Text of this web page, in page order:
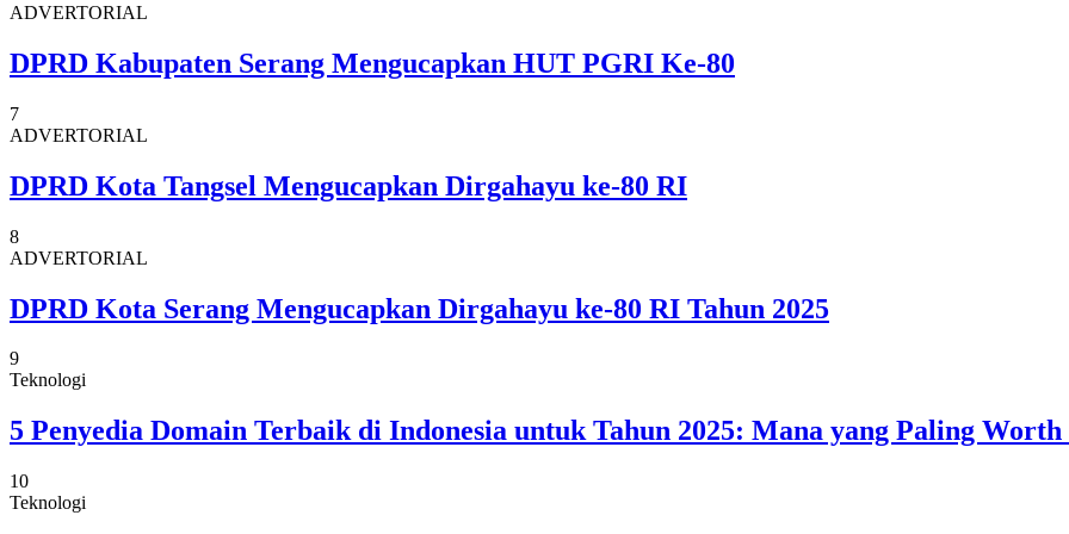
ADVERTORIAL
DPRD Kabupaten Serang Mengucapkan HUT PGRI Ke-80
7
ADVERTORIAL
DPRD Kota Tangsel Mengucapkan Dirgahayu ke-80 RI
8
ADVERTORIAL
DPRD Kota Serang Mengucapkan Dirgahayu ke-80 RI Tahun 2025
9
Teknologi
5 Penyedia Domain Terbaik di Indonesia untuk Tahun 2025: Mana yang Paling
10
Teknologi